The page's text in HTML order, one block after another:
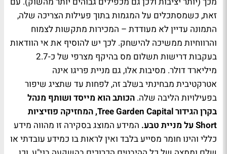
זאת, כשמסתכלים על המגמות בתוך פעילות הצריכה שלה,
התמונה עדיין לא מעודדת – המכירות מתקשות לצמוח
והרווחיות ממשיכה להישחק. לכך יש להוסיף את אי הוודאות
בעקבות דרישות תשלום מס בהיקף מצרפי של כ-2.7
מיליארד דולר. מסיבות אלו, גם מניית פריגו אינה
אטרקטיבית מבחינתי בשלב זה, לפחות עד שתציג שיפור
בפעילויות הליבה שלה. הכותב הוא מייסד ושותף מנהל
בקרן הגידור Tree Garden Capital, המחזיקה פוזיציות
Short על מניית טבע.
המידע המוצג בסקירה זו מהווה מידע
כללי והינו חומר מסייע בלבד ואין לראות בו כמידע עובדתי או